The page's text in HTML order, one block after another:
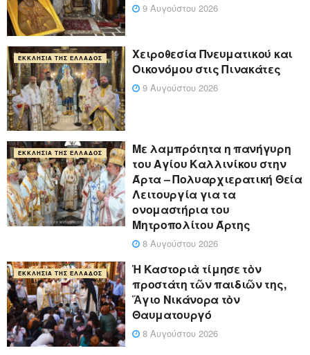
9 Αυγούστου 2026
ΕΚΚΛΗΣΊΑ ΤΗΣ ΕΛΛΆΔΟΣ
Χειροθεσία Πνευματικού και
Οικονόμου στις Πινακάτες
9 Αυγούστου 2026
ΕΚΚΛΗΣΊΑ ΤΗΣ ΕΛΛΆΔΟΣ
Με λαμπρότητα η πανήγυρη
του Αγίου Καλλινίκου στην
Άρτα – Πολυαρχιερατική Θεία
Λειτουργία για τα
ονομαστήρια του
Μητροπολίτου Άρτης
8 Αυγούστου 2026
ΕΚΚΛΗΣΊΑ ΤΗΣ ΕΛΛΆΔΟΣ
Ἡ Καστοριὰ τίμησε τὸν
προστάτη τῶν παιδιῶν της,
Ἅγιο Νικάνορα τὸν
Θαυματουργό
8 Αυγούστου 2026